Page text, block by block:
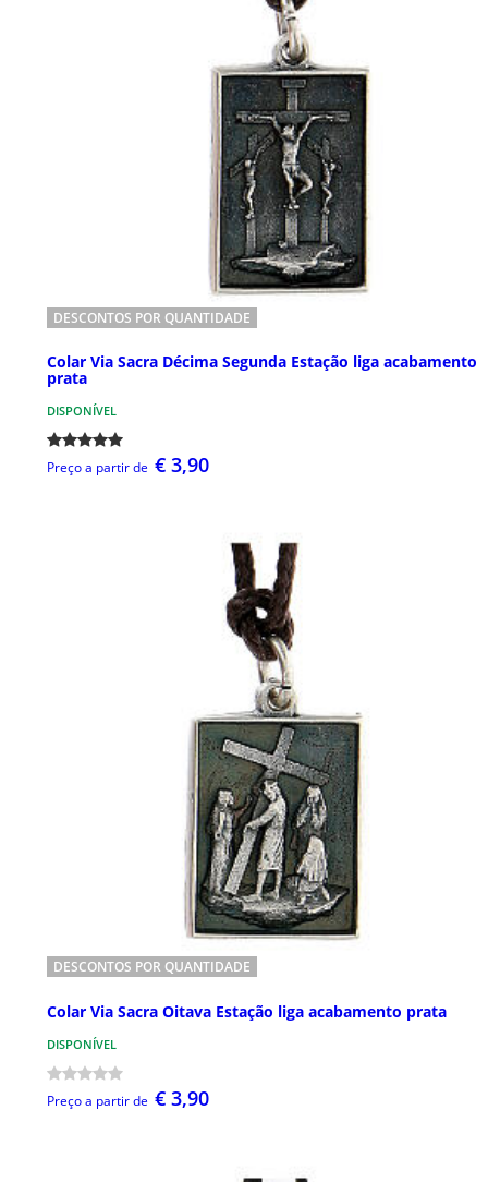
DESCONTOS POR QUANTIDADE
Colar Via Sacra Décima Segunda Estação liga acabamento
prata
DISPONÍVEL
Preço a partir de € 3,90
DESCONTOS POR QUANTIDADE
Colar Via Sacra Oitava Estação liga acabamento prata
DISPONÍVEL
Preço a partir de € 3,90